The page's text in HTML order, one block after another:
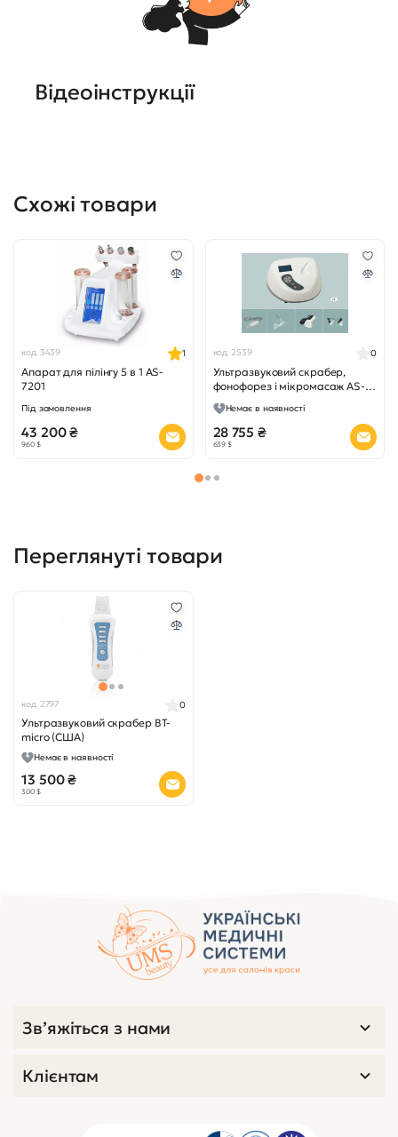
Відеоінструкції
Схожі товари
код 3439
Апарат для пілінгу 5 в 1 AS-
7201
1
Під замовлення
43 200 ₴
960 $
код 2539
Ультразвуковий скрабер,
фонофорез і мікромасаж AS-
M3
0
Немає в наявності
28 755 ₴
639 $
Переглянуті товари
код 2797
Ультразвуковий скрабер BT-
micro (США)
0
Немає в наявності
13 500 ₴
300 $
Зв’яжіться з нами
Клієнтам